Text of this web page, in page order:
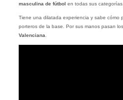
masculina de fútbol en todas sus categorías.
Tiene una dilatada experiencia y sabe cómo
porteros de la base. Por sus manos pasan
Valenciana.